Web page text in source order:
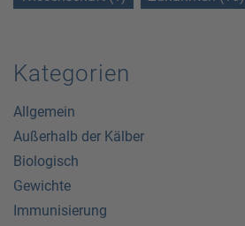
Kategorien
Allgemein
Außerhalb der Kälber
Biologisch
Gewichte
Immunisierung